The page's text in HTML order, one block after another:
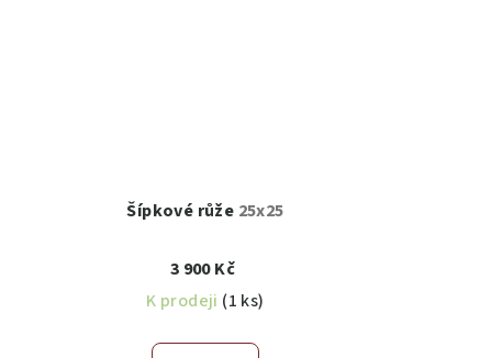
Šípkové růže 25x25
3 900 Kč
K prodeji (1 ks)